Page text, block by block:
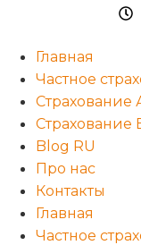
Главная
Частное
Страхование
Страхование
Blog RU
Про нас
Контакты
Главная
Частное